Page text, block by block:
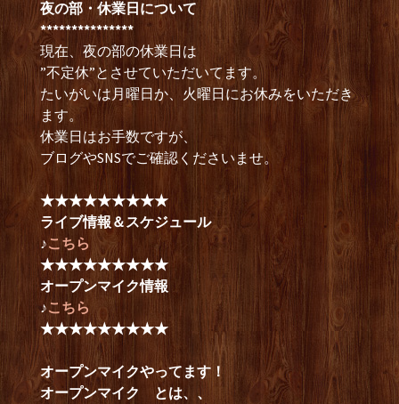
夜の部・休業日について
***************
現在、夜の部の休業日は
”不定休”とさせていただいてます。
たいがいは月曜日か、火曜日にお休みをいただき
ます。
休業日はお手数ですが、
ブログやSNSでご確認くださいませ。
★★★★★★★★★
ライブ情報＆スケジュール
♪こちら
★★★★★★★★★
オープンマイク情報
♪こちら
★★★★★★★★★
オープンマイクやってます！
オープンマイク とは、、